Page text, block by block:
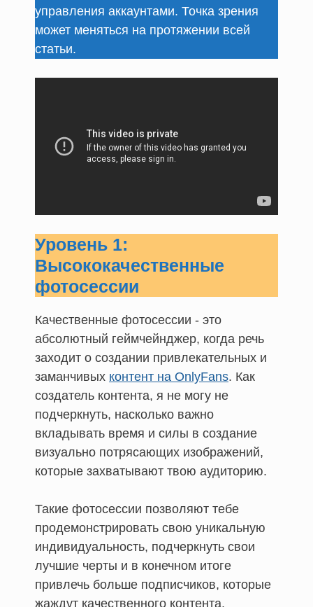
управления аккаунтами. Точка зрения
может меняться на протяжении всей
статьи.
Уровень 1:
Высококачественные
фотосессии
Качественные фотосессии - это
абсолютный геймчейнджер, когда речь
заходит о создании привлекательных и
заманчивых контент на OnlyFans. Как
создатель контента, я не могу не
подчеркнуть, насколько важно
вкладывать время и силы в создание
визуально потрясающих изображений,
которые захватывают твою аудиторию.
Такие фотосессии позволяют тебе
продемонстрировать свою уникальную
индивидуальность, подчеркнуть свои
лучшие черты и в конечном итоге
привлечь больше подписчиков, которые
жаждут качественного контента.